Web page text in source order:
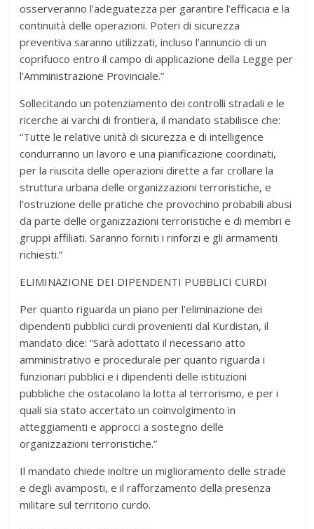
osserveranno l’adeguatezza per garantire l’efficacia e la
continuità delle operazioni. Poteri di sicurezza
preventiva saranno utilizzati, incluso l’annuncio di un
coprifuoco entro il campo di applicazione della Legge per
l’Amministrazione Provinciale.”
Sollecitando un potenziamento dei controlli stradali e le
ricerche ai varchi di frontiera, il mandato stabilisce che:
“Tutte le relative unità di sicurezza e di intelligence
condurranno un lavoro e una pianificazione coordinati,
per la riuscita delle operazioni dirette a far crollare la
struttura urbana delle organizzazioni terroristiche, e
l’ostruzione delle pratiche che provochino probabili abusi
da parte delle organizzazioni terroristiche e di membri e
gruppi affiliati. Saranno forniti i rinforzi e gli armamenti
richiesti.”
ELIMINAZIONE DEI DIPENDENTI PUBBLICI CURDI
Per quanto riguarda un piano per l’eliminazione dei
dipendenti pubblici curdi provenienti dal Kurdistan, il
mandato dice: “Sarà adottato il necessario atto
amministrativo e procedurale per quanto riguarda i
funzionari pubblici e i dipendenti delle istituzioni
pubbliche che ostacolano la lotta al terrorismo, e per i
quali sia stato accertato un coinvolgimento in
atteggiamenti e approcci a sostegno delle
organizzazioni terroristiche.”
Il mandato chiede inoltre un miglioramento delle strade
e degli avamposti, e il rafforzamento della presenza
militare sul territorio curdo.